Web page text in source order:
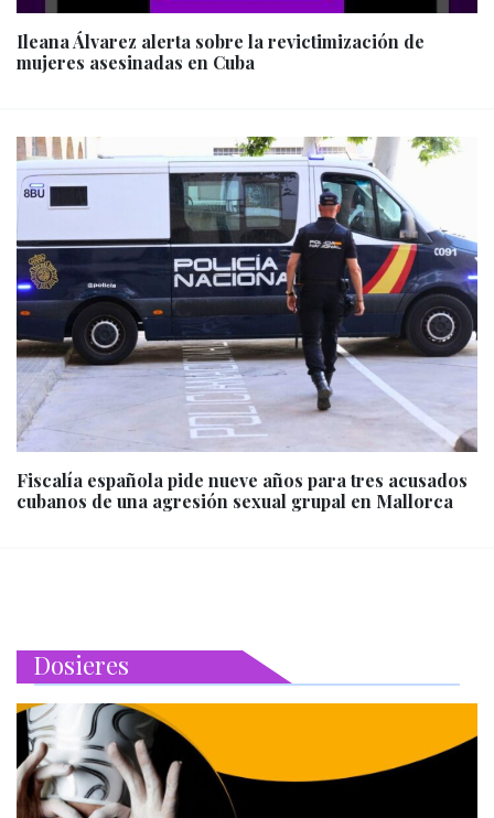
Ileana Álvarez alerta sobre la revictimización de
mujeres asesinadas en Cuba
Fiscalía española pide nueve años para tres acusados
cubanos de una agresión sexual grupal en Mallorca
Dosieres